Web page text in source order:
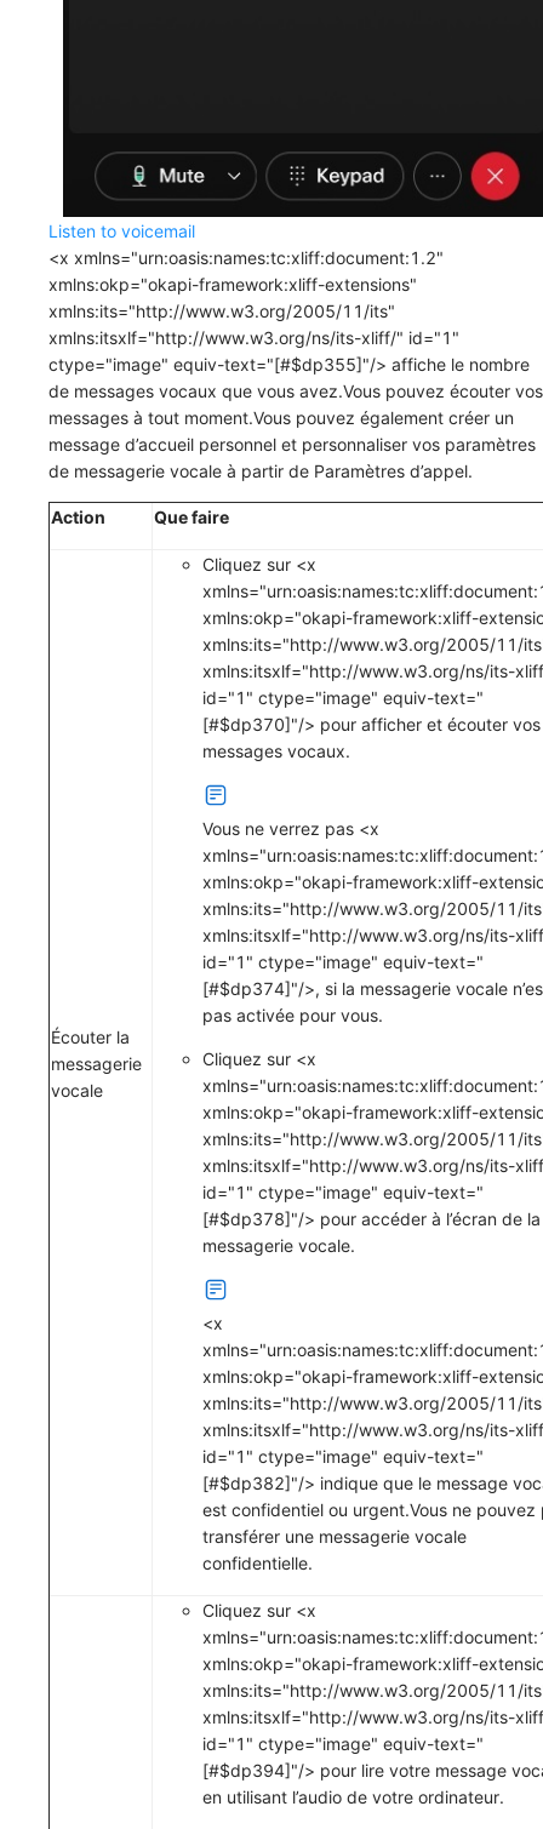
Listen to voicemail
<x xmlns="urn:oasis:names:tc:xliff:document:1.2"
xmlns:okp="okapi-framework:xliff-extensions"
xmlns:its="http://www.w3.org/2005/11/its"
xmlns:itsxlf="http://www.w3.org/ns/its-xliff/" id="1"
ctype="image" equiv-text="[#$dp355]"/> affiche le nombre
de messages vocaux que vous avez.Vous pouvez écouter vos
messages à tout moment.Vous pouvez également créer un
message d’accueil personnel et personnaliser vos paramètres
de messagerie vocale à partir de Paramètres d’appel.
Action Que faire
Écouter la
messagerie
vocale
Cliquez sur <x
xmlns:okp="okapi-framework:xliff-
xmlns:its="http://www.w3.org/2005/11/
xmlns:itsxlf="http://www.w3.org/ns/its-
id="1" ctype="image" equiv-text="
[#$dp370]"/> pour afficher et écouter vos
messages vocaux.
Vous ne verrez pas <x
xmlns:okp="okapi-framework:xliff-
xmlns:its="http://www.w3.org/2005/11/
xmlns:itsxlf="http://www.w3.org/ns/its-
id="1" ctype="image" equiv-text="
[#$dp374]"/>, si la messagerie vocale
pas activée pour vous.
Cliquez sur <x
xmlns:okp="okapi-framework:xliff-
xmlns:its="http://www.w3.org/2005/11/
xmlns:itsxlf="http://www.w3.org/ns/its-
id="1" ctype="image" equiv-text="
[#$dp378]"/> pour accéder à l’écran de la
messagerie vocale.
<x
xmlns:okp="okapi-framework:xliff-
xmlns:its="http://www.w3.org/2005/11/
xmlns:itsxlf="http://www.w3.org/ns/its-
id="1" ctype="image" equiv-text="
[#$dp382]"/> indique que le message
est confidentiel ou urgent.Vous ne pouvez
transférer une messagerie vocale
confidentielle.
Cliquez sur <x
xmlns:okp="okapi-framework:xliff-
xmlns:its="http://www.w3.org/2005/11/
xmlns:itsxlf="http://www.w3.org/ns/its-
id="1" ctype="image" equiv-text="
[#$dp394]"/> pour lire votre message
en utilisant l’audio de votre ordinateur.